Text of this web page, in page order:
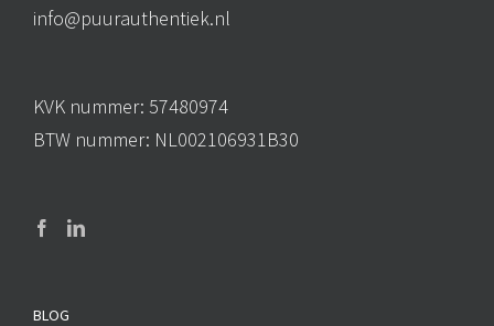
info@puurauthentiek.nl
KVK nummer: 57480974
BTW nummer: NL002106931B30
BLOG